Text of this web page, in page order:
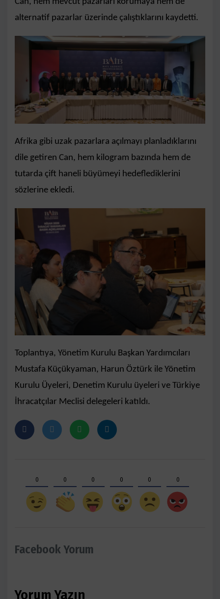
Can, hem mevcut pazarları korumaya hem de
alternatif pazarlar üzerinde çalıştıklarını kaydetti.
Afrika gibi uzak pazarlara açılmayı planladıklarını
dile getiren Can, hem kilogram bazında hem de
tutarda çift haneli büyümeyi hedeflediklerini
sözlerine ekledi.
Toplantıya, Yönetim Kurulu Başkan Yardımcıları
Mustafa Küçükyaman, Harun Öztürk ile Yönetim
Kurulu Üyeleri, Denetim Kurulu üyeleri ve Türkiye
İhracatçılar Meclisi delegeleri katıldı.
0 0 0 0 0 0
Facebook Yorum
Yorum Yazın